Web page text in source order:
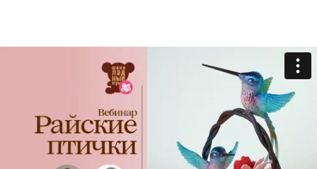
Но совладать с капризным шоколадом не
каждому под силу. А уж работать с
вообще за гранью воображения.
!